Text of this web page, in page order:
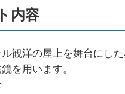
内容
観洋の屋上を舞台にし
を用います。